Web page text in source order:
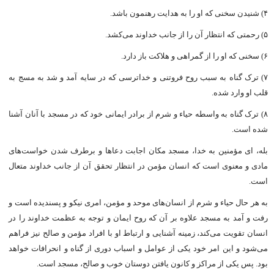
۴) شنیدن سخنى که او را به هدایت رهنمون باشد.
۵) رحمتى که انتظار آن را از جانب خداوند می‌کشد.
۶) سخنى که او را از گمراهى و هلاکت باز دارد.
۷) ترک گناه به سبب روح فروتنى و خداترسى که در سایه آمد و شد به مسج به
قلب او وارد شده.
۸) ترک گناه به واسطه حیاء و شرم از برادر ایمانى خود که در مسجد با آنان آشنا
شده است.
بله، اى مؤمنین به خدا، مسجد مکان اجابت دعاها و برطرف شدن خواست‌هاى
مادى و معنوى است که انسان مؤمن در انتظار تحقق آن از جانب خداوند متعال
است.
به هر حال حیاء و شرم از انسان‌هاى موحد و مؤمن، امرى نیکو و پسندیده است و
رفت و آمد به مسجد علاوه بر آن که روح ایمان و توجه به عظمت خداوند را در
انسان تقویت می‌کند، زمینه آشنایى و ارتباط او با افراد مؤمن و صالح نیز فراهم
می‌شود و این امر خود یکى از عوامل و اسباب دورى از گناه و انحرافات خواهد
بود. پس یکى از مراکز و کانون یافتن دوستان خوب و صالح، مسجد است.